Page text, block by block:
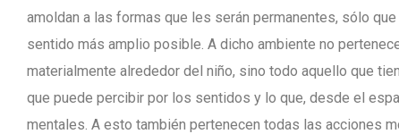
amoldan a las formas que les serán permanentes, sólo
sentido más amplio posible. A dicho ambiente no
materialmente alrededor del niño, sino todo aquello que
que puede percibir por los sentidos y lo que, desde el
mentales. A esto también pertenecen todas las acciones